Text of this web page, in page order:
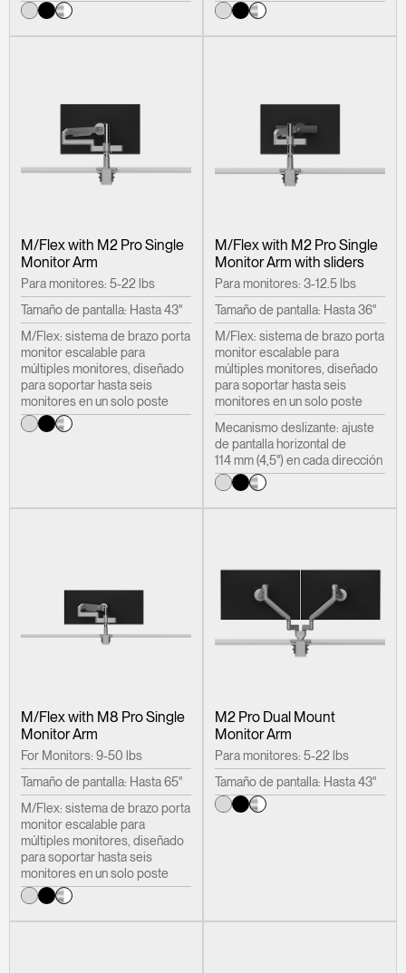
M/Flex with M2 Pro Single
Monitor Arm
Para monitores: 5-22 lbs
Tamaño de pantalla: Hasta 43"
M/Flex: sistema de brazo porta
monitor escalable para
múltiples monitores, diseñado
para soportar hasta seis
monitores en un solo poste
M/Flex with M2 Pro Single
Monitor Arm with sliders
Para monitores: 3-12.5 lbs
Tamaño de pantalla: Hasta 36"
M/Flex: sistema de brazo porta
monitor escalable para
múltiples monitores, diseñado
para soportar hasta seis
monitores en un solo poste
Mecanismo deslizante: ajuste
de pantalla horizontal de
114 mm (4,5") en cada dirección
M/Flex with M8 Pro Single
Monitor Arm
For Monitors: 9-50 lbs
Tamaño de pantalla: Hasta 65"
M/Flex: sistema de brazo porta
monitor escalable para
múltiples monitores, diseñado
para soportar hasta seis
monitores en un solo poste
M2 Pro Dual Mount
Monitor Arm
Para monitores: 5-22 lbs
Tamaño de pantalla: Hasta 43"